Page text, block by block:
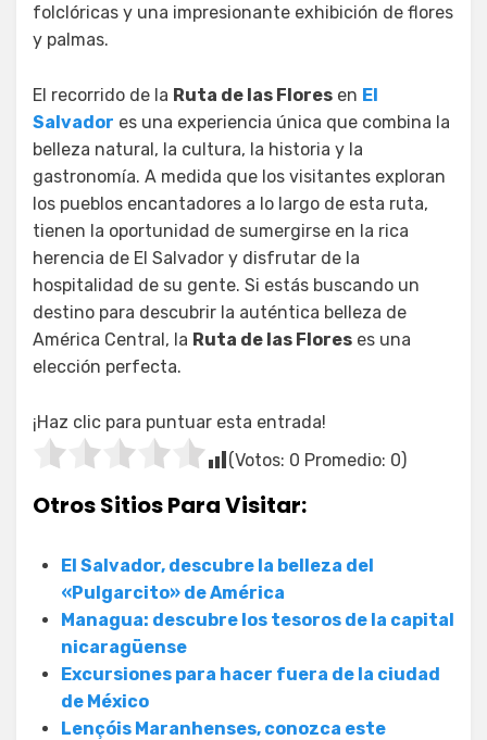
folclóricas y una impresionante exhibición de flores
y palmas.
El recorrido de la Ruta de las Flores en El
Salvador es una experiencia única que combina la
belleza natural, la cultura, la historia y la
gastronomía. A medida que los visitantes exploran
los pueblos encantadores a lo largo de esta ruta,
tienen la oportunidad de sumergirse en la rica
herencia de El Salvador y disfrutar de la
hospitalidad de su gente. Si estás buscando un
destino para descubrir la auténtica belleza de
América Central, la Ruta de las Flores es una
elección perfecta.
¡Haz clic para puntuar esta entrada!
(Votos: 0 Promedio: 0)
Otros Sitios Para Visitar:
El Salvador, descubre la belleza del
«Pulgarcito» de América
Managua: descubre los tesoros de la capital
nicaragüense
Excursiones para hacer fuera de la ciudad
de México
Lençóis Maranhenses, conozca este